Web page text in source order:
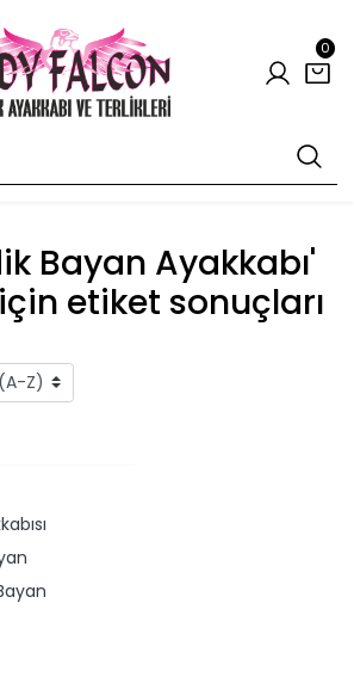
0
Bayan Ayakkabı'
etiket sonuçları